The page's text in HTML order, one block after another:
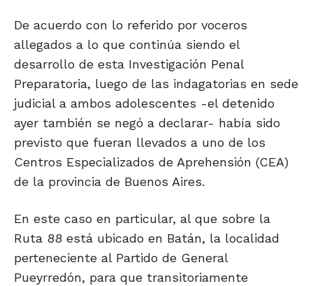
De acuerdo con lo referido por voceros
allegados a lo que continúa siendo el
desarrollo de esta Investigación Penal
Preparatoria, luego de las indagatorias en sede
judicial a ambos adolescentes -el detenido
ayer también se negó a declarar- había sido
previsto que fueran llevados a uno de los
Centros Especializados de Aprehensión (CEA)
de la provincia de Buenos Aires.
En este caso en particular, al que sobre la
Ruta 88 está ubicado en Batán, la localidad
perteneciente al Partido de General
Pueyrredón, para que transitoriamente